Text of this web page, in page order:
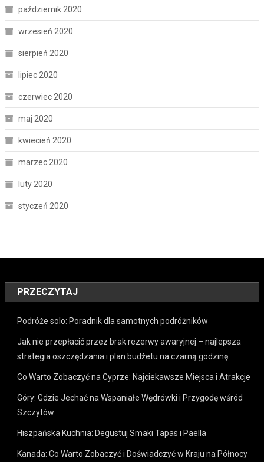
październik 2020
wrzesień 2020
sierpień 2020
lipiec 2020
czerwiec 2020
maj 2020
kwiecień 2020
marzec 2020
luty 2020
styczeń 2020
PRZECZYTAJ
Podróże solo: Poradnik dla samotnych podróżników
Jak nie przepłacić przez brak rezerwy awaryjnej – najlepsza
strategia oszczędzania i plan budżetu na czarną godzinę
Co Warto Zobaczyć na Cyprze: Najciekawsze Miejsca i Atrakcje
Góry: Gdzie Jechać na Wspaniałe Wędrówki i Przygodę wśród
Szczytów
Hiszpańska Kuchnia: Degustuj Smaki Tapas i Paella
Kanada: Co Warto Zobaczyć i Doświadczyć w Kraju na Północy